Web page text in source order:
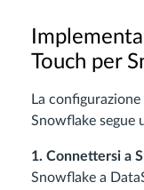
Touch per
La
Snowflake segue
1. Connettersi a
Snowflake a